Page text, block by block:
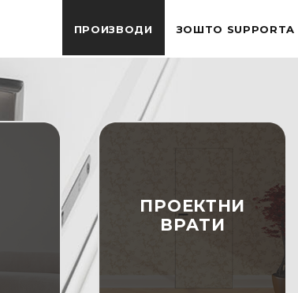
ПРОИЗВОДИ ЗОШТО SUPPORTA
ПРОЕКТНИ
ВРATИ